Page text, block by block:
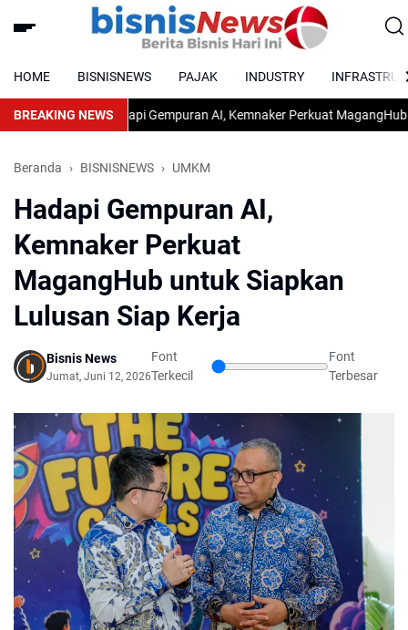
HOME BISNISNEWS PAJAK INDUSTRY
BREAKING NEWSHadapi Gempuran AI, Kemnaker Perkuat MagangHub untuk
Beranda BISNISNEWS UMKM
Hadapi Gempuran AI,
Kemnaker Perkuat
MagangHub untuk Siapkan
Lulusan Siap Kerja
Bisnis News
Jumat, Juni 12, 2026
Font
Terkecil
Font
Terbesar